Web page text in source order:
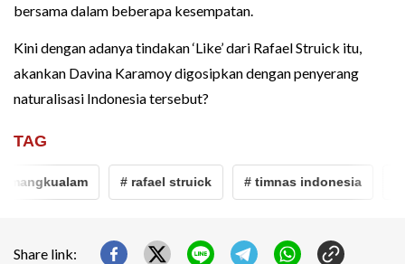
bersama dalam beberapa kesempatan.
Kini dengan adanya tindakan ‘Like’ dari Rafael Struick itu,
akankan Davina Karamoy digosipkan dengan penyerang
naturalisasi Indonesia tersebut?
TAG
# rafael struick # timnas indonesia
Share link: